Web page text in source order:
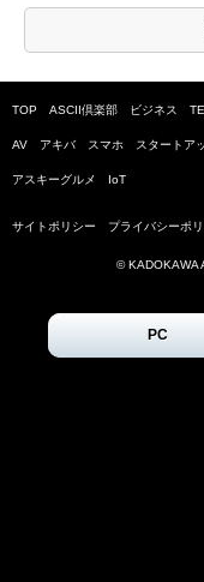
TOP ASCII倶楽部 ビジネス
AV アキバ スマホ スタートア
アスキーグルメ IoT
サイトポリシー プライバシーポ
© KADOKAWA
PC